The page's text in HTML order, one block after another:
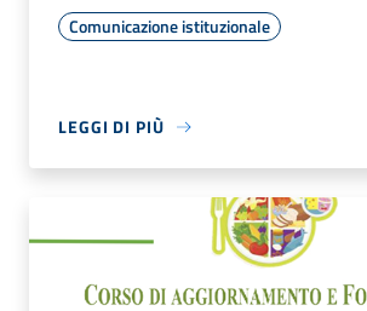
Comunicazione istituzionale
LEGGI DI PIÙ